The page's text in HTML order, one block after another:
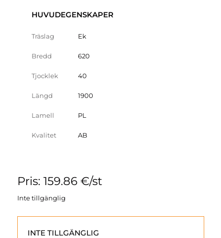
HUVUDEGENSKAPER
Träslag Ek
Bredd 620
Tjocklek 40
Längd 1900
Lamell PL
Kvalitet AB
Pris: 159.86 €/st
Inte tillgänglig
INTE TILLGÄNGLIG